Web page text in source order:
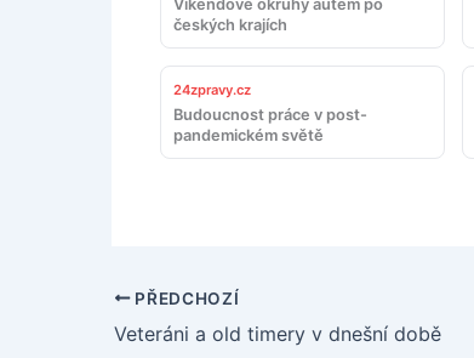
Víkendové okruhy autem po
českých krajích
24zpravy.cz
Budoucnost práce v post-
pandemickém světě
PŘEDCHOZÍ
Veteráni a old timery v dnešní době